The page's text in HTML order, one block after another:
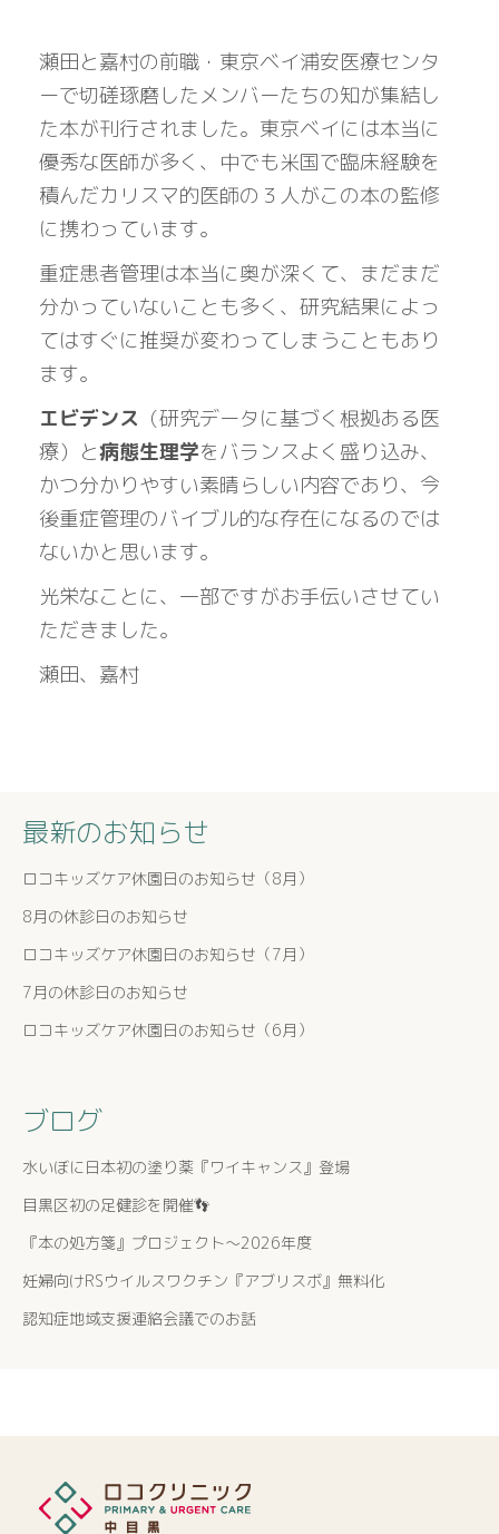
瀬田と嘉村の前職・東京ベイ浦安医療センタ
ーで切磋琢磨したメンバーたちの知が集結し
た本が刊行されました。東京ベイには本当に
優秀な医師が多く、中でも米国で臨床経験を
積んだカリスマ的医師の３人がこの本の監修
に携わっています。
重症患者管理は本当に奥が深くて、まだまだ
分かっていないことも多く、研究結果によっ
てはすぐに推奨が変わってしまうこともあり
ます。
エビデンス （研究データに基づく根拠ある医
療）と病態生理学をバランスよく盛り込み、
かつ分かりやすい素晴らしい内容であり、今
後重症管理のバイブル的な存在になるのでは
ないかと思います。
光栄なことに、一部ですがお手伝いさせてい
ただきました。
瀬田、嘉村
最新のお知らせ
ロコキッズケア休園日のお知らせ（8月）
8月の休診日のお知らせ
ロコキッズケア休園日のお知らせ（7月）
7月の休診日のお知らせ
ロコキッズケア休園日のお知らせ（6月）
ブログ
水いぼに日本初の塗り薬『ワイキャンス』登場
目黒区初の足健診を開催👣
『本の処方箋』プロジェクト〜2026年度
妊婦向けRSウイルスワクチン『アブリスボ』無料化
認知症地域支援連絡会議でのお話